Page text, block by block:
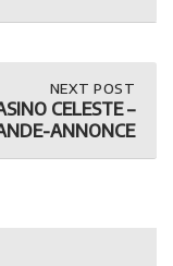
NEXT POST
CELESTE –
ANNONCE